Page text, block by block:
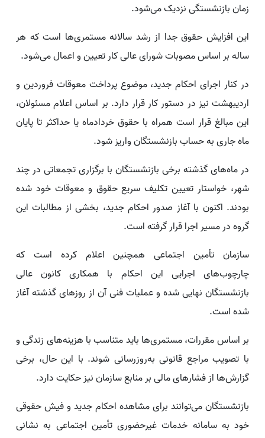
زمان بازنشستگی نزدیک می‌شود.
این افزایش حقوق جدا از رشد سالانه مستمری‌ها است که هر
ساله بر اساس مصوبات شورای عالی کار تعیین و اعمال می‌شود.
در کنار اجرای احکام جدید، موضوع پرداخت معوقات فروردین و
اردیبهشت نیز در دستور کار قرار دارد. بر اساس اعلام مسئولان،
این مبالغ قرار است همراه با حقوق خردادماه یا حداکثر تا پایان
ماه جاری به حساب بازنشستگان واریز شود.
در ماه‌های گذشته برخی بازنشستگان با برگزاری تجمعاتی در چند
شهر، خواستار تعیین تکلیف سریع حقوق و معوقات خود شده
بودند. اکنون با آغاز صدور احکام جدید، بخشی از مطالبات این
گروه در مسیر اجرا قرار گرفته است.
سازمان تأمین اجتماعی همچنین اعلام کرده است که
چارچوب‌های اجرایی این احکام با همکاری کانون عالی
بازنشستگان نهایی شده و عملیات فنی آن از روزهای گذشته آغاز
شده است.
بر اساس مقررات، مستمری‌ها باید متناسب با هزینه‌های زندگی و
با تصویب مراجع قانونی به‌روزرسانی شوند. با این حال، برخی
گزارش‌ها از فشارهای مالی بر منابع سازمان نیز حکایت دارد.
بازنشستگان می‌توانند برای مشاهده احکام جدید و فیش حقوقی
خود به سامانه خدمات غیرحضوری تأمین اجتماعی به نشانی